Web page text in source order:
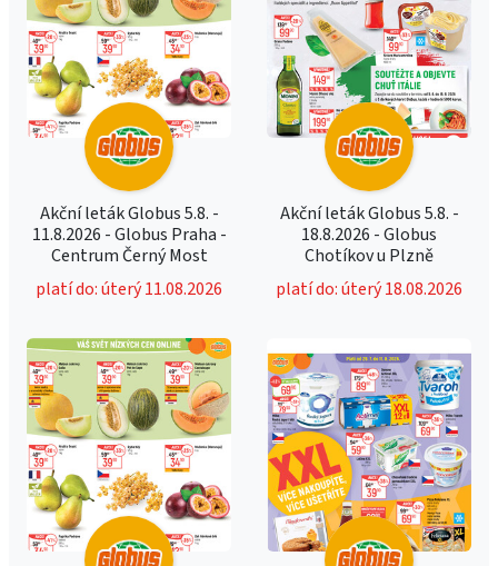
Akční leták Globus 5.8. -
11.8.2026 - Globus Praha -
Centrum Černý Most
platí do: úterý 11.08.2026
Akční leták Globus 5.8. -
18.8.2026 - Globus
Chotíkov u Plzně
platí do: úterý 18.08.2026